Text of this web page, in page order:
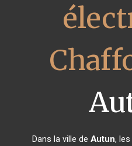
Dans la ville de Autun,